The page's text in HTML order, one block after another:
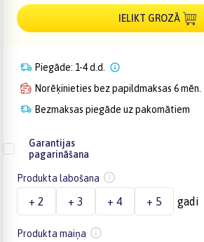
IELIKT GROZĀ
Piegāde: 1-4 d.d.
Norēķinieties bez papildmaksas 6 mēn.
Bezmaksas piegāde uz pakomātiem
Garantijas
pagarināšana
Produkta labošana
+ 2 + 3 + 4 + 5 gadi
Produkta maiņa